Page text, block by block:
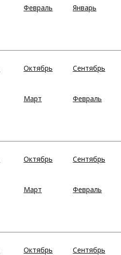
Февраль Январь
Октябрь Сентябрь
Март Февраль
Октябрь Сентябрь
Март Февраль
Октябрь Сентябрь